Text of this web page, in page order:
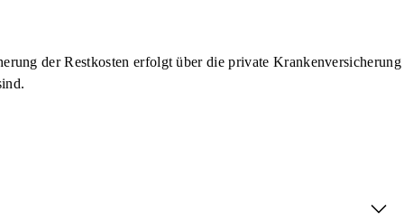
der Restkosten erfolgt über die private Krankenversicherung